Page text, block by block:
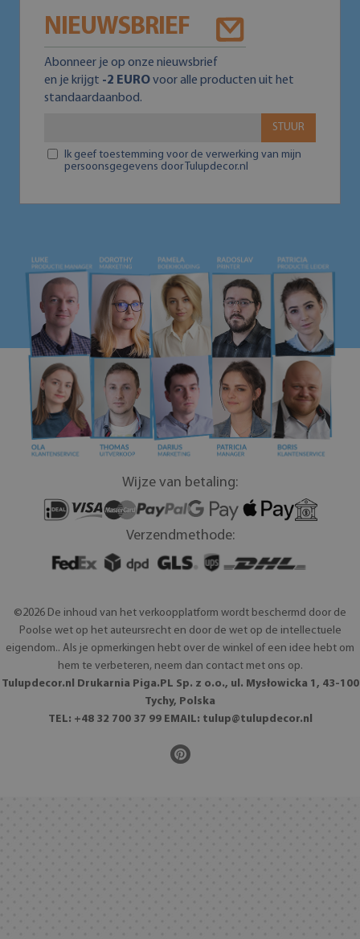
NIEUWSBRIEF
Abonneer je op onze nieuwsbrief
en je krijgt -2 EUROvoor alle producten uit het
standaardaanbod.
STUUR
Ik geef toestemming voor de verwerking van mijn
persoonsgegevens door Tulupdecor.nl
Wijze van betaling:
Verzendmethode:
©2026 De inhoud van het verkoopplatform wordt beschermd door de
Poolse wet op het auteursrecht en door de wet op de intellectuele
eigendom.. Als je opmerkingen hebt over de winkel of een idee hebt om
hem te verbeteren, neem dan contact met ons op.
Tulupdecor.nl Drukarnia Piga.PL Sp. z o.o., ul. Mysłowicka 1, 43-100
Tychy, Polska
TEL: +48 32 700 37 99 EMAIL: tulup@tulupdecor.nl